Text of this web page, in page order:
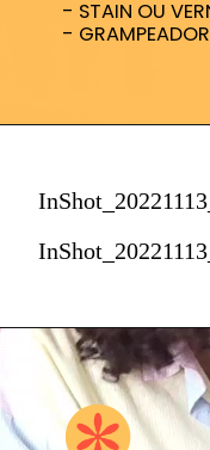
- STAIN OU
- GRAMPEADOR